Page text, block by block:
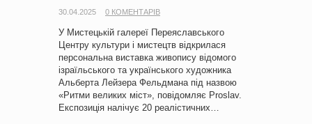
30.04.2025 0 КОМЕНТАРІВ
У Мистецькій галереї Переяславського
Центру культури і мистецтв відкрилася
персональна виставка живопису відомого
ізраїльського та українського художника
Альберта Лейзера Фельдмана під назвою
«Ритми великих міст», повідомляє Proslav.
Експозиція налічує 20 реалістичних…